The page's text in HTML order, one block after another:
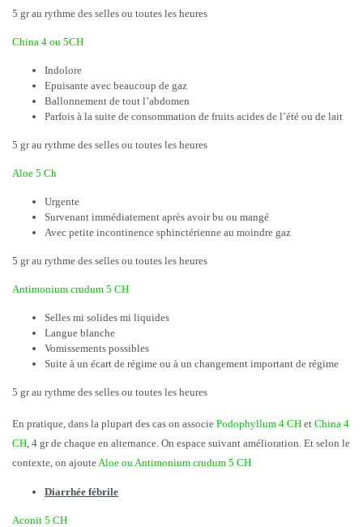
5 gr au rythme des selles ou toutes les heures
China 4 ou 5CH
Indolore
Epuisante avec beaucoup de gaz
Ballonnement de tout l’abdomen
Parfois à la suite de consommation de fruits acides de l’été ou de lait
5 gr au rythme des selles ou toutes les heures
Aloe 5 Ch
Urgente
Survenant immédiatement après avoir bu ou mangé
Avec petite incontinence sphinctérienne au moindre gaz
5 gr au rythme des selles ou toutes les heures
Antimonium crudum 5 CH
Selles mi solides mi liquides
Langue blanche
Vomissements possibles
Suite à un écart de régime ou à un changement important de régime
5 gr au rythme des selles ou toutes les heures
En pratique, dans la plupart des cas on associe Podophyllum 4 CH et China 4
CH, 4 gr de chaque en alternance. On espace suivant amélioration. Et selon le
contexte, on ajouteAloe ou Antimonium crudum 5 CH
Diarrhée fébrile
Aconit 5 CH